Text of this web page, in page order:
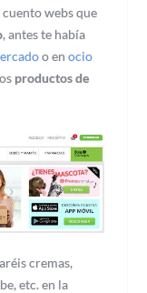
webs que
, antes te había
o enocio
productos de
cremas,
etc. en la